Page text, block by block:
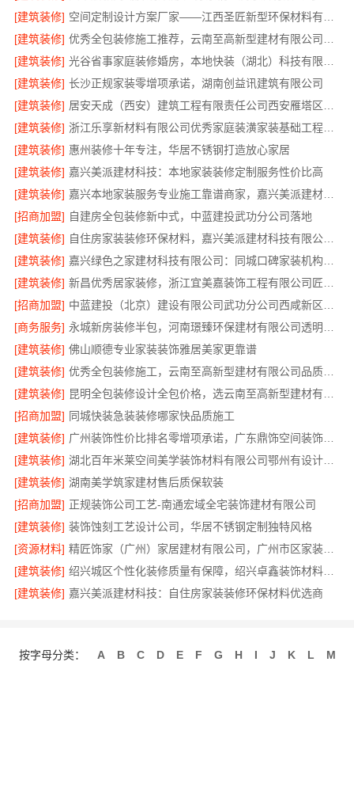
[建筑装修]
[建筑装修]
[建筑装修]
[建筑装修] 长沙正规家装零增项承诺，湖南创益讯建筑有限公司
[建筑装修]
[建筑装修]
浙江乐享新材料有限公司优秀家庭装潢家装基础工程施工案例
[建筑装修] 惠州装修十年专注，华居不锈钢打造放心家居
[建筑装修] 嘉兴美派建材科技：本地家装装修定制服务性价比高
[建筑装修]
嘉兴本地家装服务专业施工靠谱商家，嘉兴美派建材科技有限公司自有班组
[招商加盟] 自建房全包装修新中式，中蓝建投武功分公司落地
[建筑装修]
自住房家装装修环保材料，嘉兴美派建材科技有限公司绿色建材优选
[建筑装修]
[建筑装修]
[招商加盟]
[商务服务]
[建筑装修] 佛山顺德专业家装装饰雅居美家更靠谱
[建筑装修]
优秀全包装修施工，云南至高新型建材有限公司品质保证
[建筑装修]
[招商加盟] 同城快装急装装修哪家快品质施工
[建筑装修]
广州装饰性价比排名零增项承诺，广东鼎饰空间装饰工程有限公司
[建筑装修]
湖北百年米莱空间美学装饰材料有限公司鄂州有设计感装修实景案例
[建筑装修] 湖南美学筑家建材售后质保软装
[招商加盟] 正规装饰公司工艺-南通宏域全宅装饰建材有限公司
[建筑装修] 装饰蚀刻工艺设计公司，华居不锈钢定制独特风格
[资源材料]
精匠饰家（广州）家居建材有限公司，广州市区家装装修多少钱新房
[建筑装修]
绍兴城区个性化装修质量有保障，绍兴卓鑫装饰材料有限公司
[建筑装修] 嘉兴美派建材科技：自住房家装装修环保材料优选商
按字母分类： A B C D E F G H I J K L
M